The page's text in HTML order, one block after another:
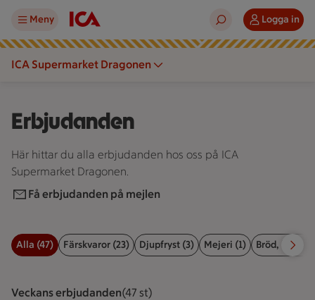
Meny Logga in
ICA Supermarket Dragonen
Erbjudanden
Här hittar du alla erbjudanden hos oss på ICA
Supermarket Dragonen.
Få erbjudanden på mejlen
Filter för erbjudanden
Alla (47) Färskvaror (23) Djupfryst (3) Mejeri (1) Bröd, kex &
Veckans erbjudandenVisar 47 st stycken
(47 st)